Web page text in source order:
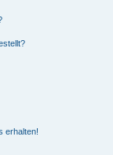
erhalten!